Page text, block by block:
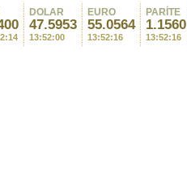
DOLAR
47.5953
13:52:00
EURO
55.0564
13:52:16
PARİTE
1.1560
13:52:16